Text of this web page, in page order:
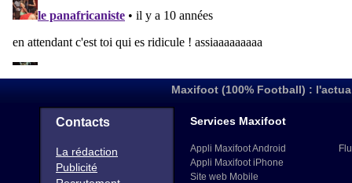
Maxifoot (100% Football) :
Contacts
La rédaction
Publicité
Services Maxifoot
Appli Maxifoot Android
Appli Maxifoot iPhone
Site web Mobile